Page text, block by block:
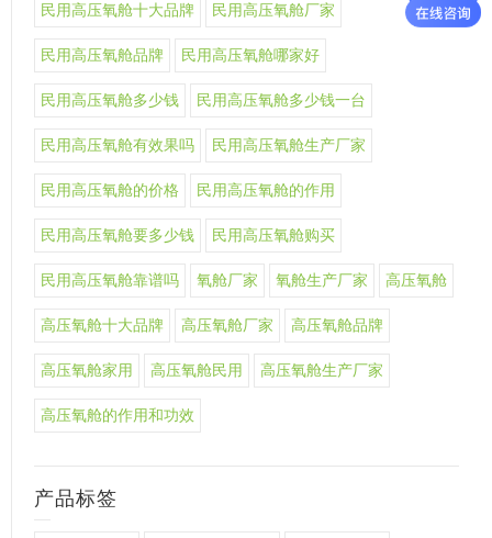
民用高压氧舱十大品牌 民用高压氧舱厂家
民用高压氧舱品牌 民用高压氧舱哪家好
民用高压氧舱多少钱 民用高压氧舱多少钱一台
民用高压氧舱有效果吗 民用高压氧舱生产厂家
民用高压氧舱的价格 民用高压氧舱的作用
民用高压氧舱要多少钱 民用高压氧舱购买
民用高压氧舱靠谱吗 氧舱厂家 氧舱生产厂家 高压氧舱
高压氧舱十大品牌 高压氧舱厂家 高压氧舱品牌
高压氧舱家用 高压氧舱民用 高压氧舱生产厂家
高压氧舱的作用和功效
产品标签